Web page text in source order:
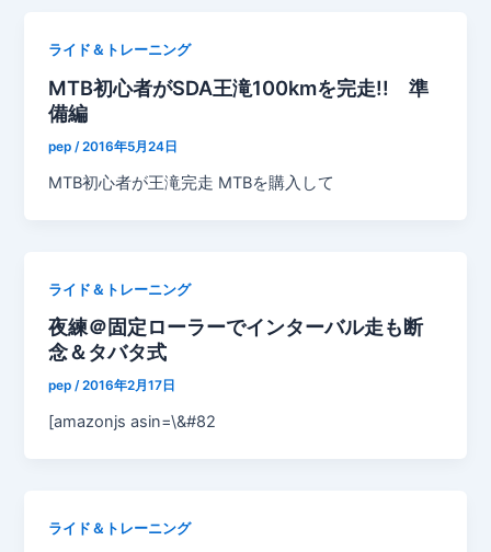
ライド＆トレーニング
MTB初心者がSDA王滝100kmを完走!! 準
備編
pep/2016年5月24日
MTB初心者が王滝完走 MTBを購入して
ライド＆トレーニング
夜練＠固定ローラーでインターバル走も断
念＆タバタ式
pep/2016年2月17日
[amazonjs asin=\&#82
ライド＆トレーニング